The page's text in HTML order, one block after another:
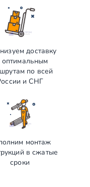
доставку
оптимальным
по всей
и СНГ
монтаж
в сжатые
сроки